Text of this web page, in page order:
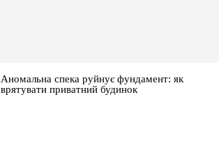
Аномальна спека руйнує фундамент: як
врятувати приватний будинок